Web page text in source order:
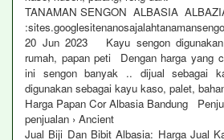
TANAMAN SENGON ALBASIA
20 Jun 2023 Kayu sengon digunakan
rumah, papan peti Dengan harga yang
ini sengon banyak .. dijual sebagai
digunakan sebagai kayu kaso, palet,
Harga Papan Cor Albasia Bandung
penjualan › Ancient
Jual Biji Dan Bibit Albasia: Harga Jual